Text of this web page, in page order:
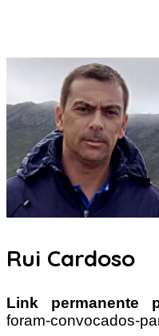
Rui Cardoso
Link permanente
foram-convocados-